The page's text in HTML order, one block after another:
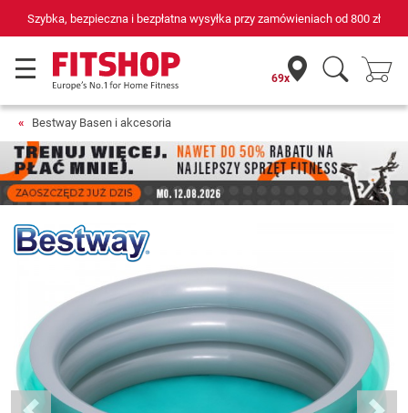
Szybka, bezpieczna i bezpłatna wysyłka przy zamówieniach od 800 zł
69x
Bestway Basen i akcesoria